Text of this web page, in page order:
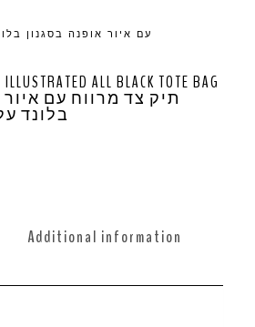
עם איור אופנה בסגנון בלונד
ALL BLACK TOTE BAG
תיק צד מרווח עם איור
בלונד על
Additional information